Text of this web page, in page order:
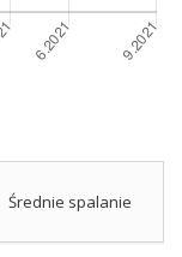
Średnie spalanie